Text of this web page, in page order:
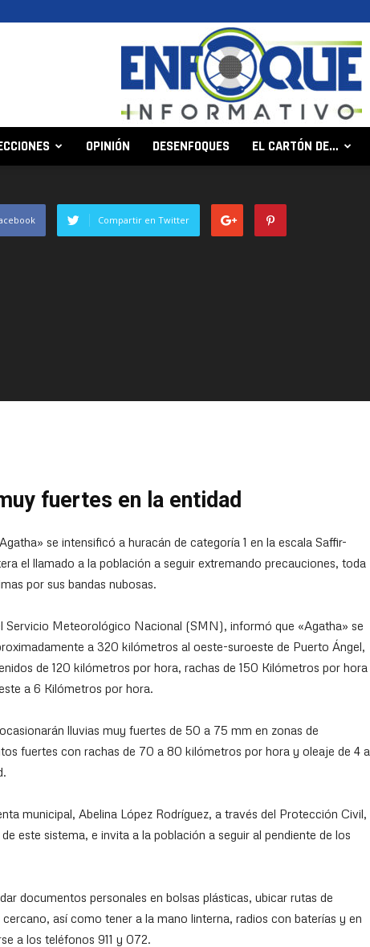
OPINIÓN DESENFOQUES EL CARTÓN DE…
Compartir en Twitter
fuertes en la entidad
se intensificó a huracán de categoría 1 en la escala Saffir-
el llamado a la población a seguir extremando precauciones, toda
por sus bandas nubosas.
Servicio Meteorológico Nacional (SMN), informó que «Agatha» se
a 320 kilómetros al oeste-suroeste de Puerto Ángel,
de 120 kilómetros por hora, rachas de 150 Kilómetros por hora
a 6 Kilómetros por hora.
lluvias muy fuertes de 50 a 75 mm en zonas de
fuertes con rachas de 70 a 80 kilómetros por hora y oleaje de 4 a
municipal, Abelina López Rodríguez, a través del Protección Civil,
este sistema, e invita a la población a seguir al pendiente de los
documentos personales en bolsas plásticas, ubicar rutas de
así como tener a la mano linterna, radios con baterías y en
a los teléfonos 911 y 072.